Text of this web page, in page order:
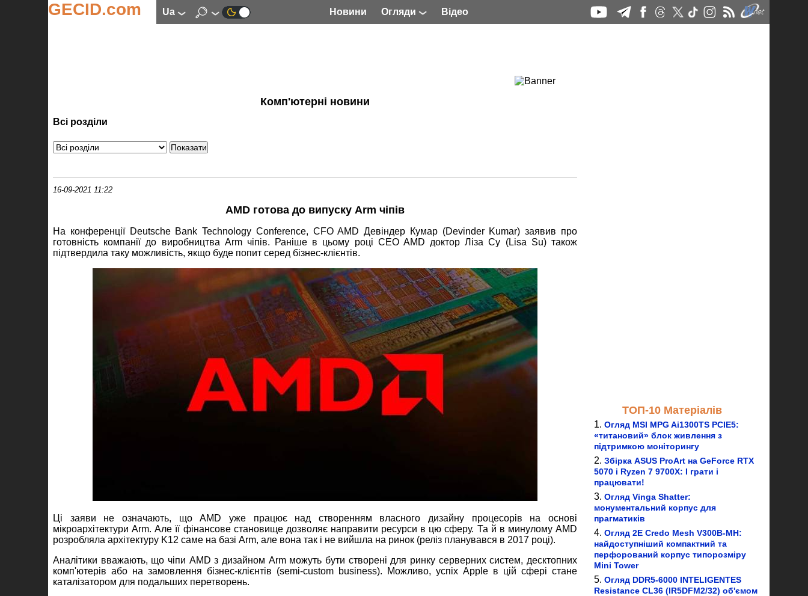
GECID.com ua Новини Огляди Відео
Комп'ютерні новини
Всі розділи
16-09-2021 11:22
AMD готова до випуску Arm чіпів
На конференції Deutsche Bank Technology Conference, CFO AMD Девіндер Кумар (Devinder Kumar) заявив про
готовність компанії до виробництва Arm чіпів. Раніше в цьому році CEO AMD доктор Ліза Су (Lisa Su) також
підтвердила таку можливість, якщо буде попит серед бізнес-клієнтів.
Ці заяви не означають, що AMD уже працює над створенням власного дизайну процесорів на основі
мікроархітектури Arm. Але її фінансове становище дозволяє направити ресурси в цю сферу. Та й в минулому AMD
розробляла архітектуру K12 саме на базі Arm, але вона так і не вийшла на ринок (реліз планувався в 2017 році).
Аналітики вважають, що чіпи AMD з дизайном Arm можуть бути створені для ринку серверних систем, десктопних
комп'ютерів або на замовлення бізнес-клієнтів (semi-custom business). Можливо, успіх Apple в цій сфері стане
каталізатором для подальших перетворень.
ТОП-10 Матеріалів
Огляд MSI MPG Ai1300TS PCIE5:
«титановий» блок живлення з
підтримкою моніторингу
Збірка ASUS ProArt на GeForce RTX
5070 і Ryzen 7 9700X: І грати і
працювати!
Огляд Vinga Shatter:
монументальний корпус для
прагматиків
Огляд 2E Credo Mesh V300B-MH:
найдоступніший компактний та
перфорований корпус типорозміру
Mini Tower
Огляд DDR5-6000 INTELIGENTES
Resistance CL36 (IR5DFM2/32) об'ємом